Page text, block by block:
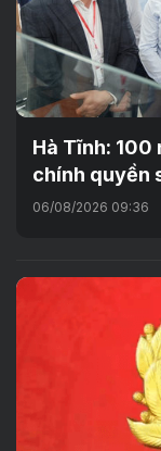
Hà Tĩnh: 100
chính quyền
06/08/2026 09:36